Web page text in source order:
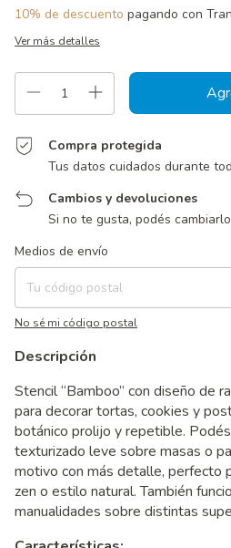
10% de descuento pagando con
Ver más detalles
Compra protegida
Tus datos cuidados durante
Cambios y devoluciones
Si no te gusta, podés
Entregas para el CP:
Medios de envío
No sé mi código postal
Descripción
Stencil “Bamboo” con diseño de
para decorar tortas, cookies y
botánico prolijo y repetible.
texturizado leve sobre masas o
motivo con más detalle, perfecto
zen o estilo natural. También
manualidades sobre distintas